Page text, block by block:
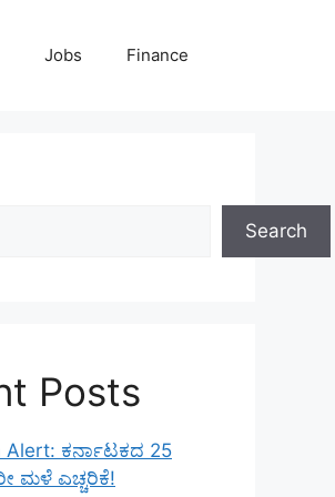
Jobs Finance
Search
Posts
Alert: ಕರ್ನಾಟಕದ 25
ಮಳೆ ಎಚ್ಚರಿಕೆ!